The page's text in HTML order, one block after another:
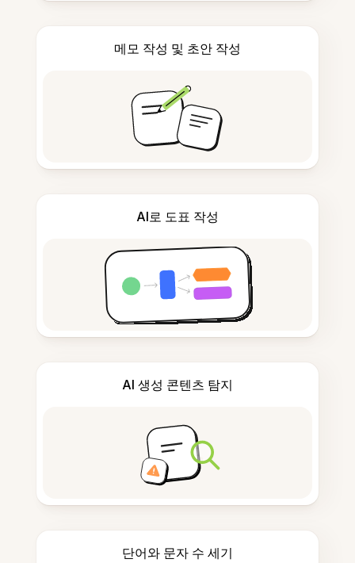
메모 작성 및 초안 작성
AI로 도표 작성
AI 생성 콘텐츠 탐지
단어와 문자 수 세기